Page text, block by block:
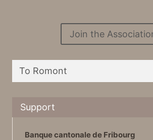
Join the
To Romont
Support
Banque cantonale de Fribourg